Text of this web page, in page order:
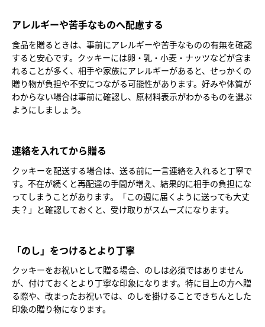
アレルギーや苦手なものへ配慮する
食品を贈るときは、事前にアレルギーや苦手なものの有無を確認
すると安心です。クッキーには卵・乳・小麦・ナッツなどが含ま
れることが多く、相手や家族にアレルギーがあると、せっかくの
贈り物が負担や不安につながる可能性があります。好みや体質が
わからない場合は事前に確認し、原材料表示がわかるものを選ぶ
ようにしましょう。
連絡を入れてから贈る
クッキーを配送する場合は、送る前に一言連絡を入れると丁寧で
す。不在が続くと再配達の手間が増え、結果的に相手の負担にな
ってしまうことがあります。「この週に届くように送っても大丈
夫？」と確認しておくと、受け取りがスムーズになります。
「のし」をつけるとより丁寧
クッキーをお祝いとして贈る場合、のしは必須ではありません
が、付けておくとより丁寧な印象になります。特に目上の方へ贈
る際や、改まったお祝いでは、のしを掛けることできちんとした
印象の贈り物になります。